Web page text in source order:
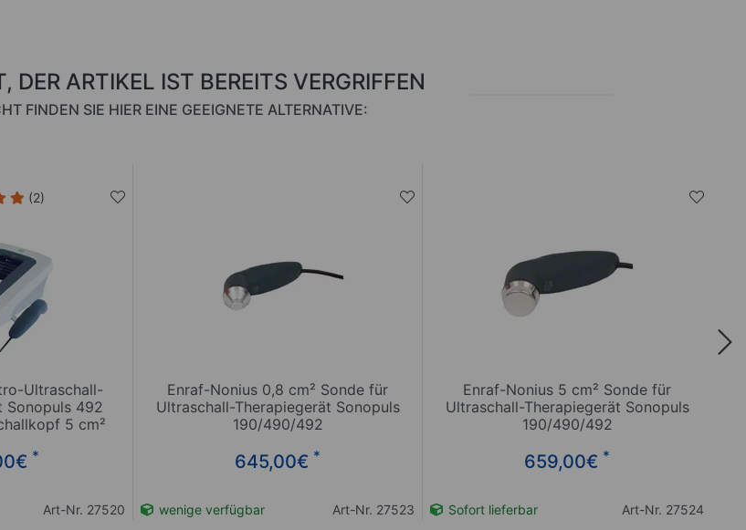
DER ARTIKEL IST BEREITS VERGRIFFEN
FINDEN SIE HIER EINE GEEIGNETE ALTERNATIVE:
(2)
Ultraschall-
Sonopuls 492
5 cm²
€ *
Art-Nr. 27520
Enraf-Nonius 0,8 cm² Sonde für
Ultraschall-Therapiegerät Sonopuls
190/490/492
645,00€ *
wenige verfügbar Art-Nr. 27523
Enraf-Nonius 5 cm² Sonde für
Ultraschall-Therapiegerät Sonopuls
190/490/492
659,00€ *
Sofort lieferbar Art-Nr. 27524